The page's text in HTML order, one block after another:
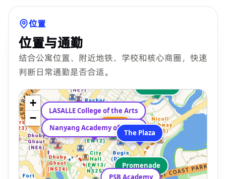
位置
位置与通勤
结合公寓位置、附近地铁、学校和核心商圈，快速
判断日常通勤是否合适。
The Plaza
Bugis
Promenade
PSB Academy
Nanyang Academy of Fine Arts
LASALLE College of the Arts
Bugis
+
−